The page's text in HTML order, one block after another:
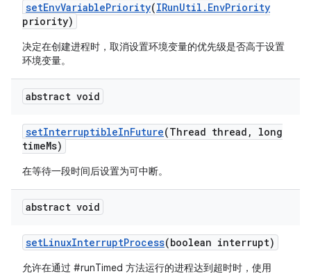
setEnvVariablePriority(IRunUtil . EnvPriority
priority)
决定在创建进程时，取消设置环境变量的优先级是否高于设置
环境变量。
abstract void
setInterruptibleInFuture(Thread thread ,
long
timeMs)
在等待一段时间后设置为可中断。
abstract void
setLinuxInterruptProcess(boolean interrupt)
允许在通过 #runTimed 方法运行的进程达到超时时，使用